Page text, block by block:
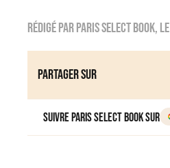
Rédigé parParis Select Book, le
Partager sur
Suivre Paris Select Book sur